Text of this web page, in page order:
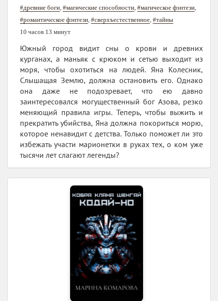
#древние боги #магические способности #магическое фэнтези
#романтическое фэнтези #сверхъестественное #тайны
10 часов 13 минут
Южный город видит сны о крови и древних
курганах, а маньяк с крюком и сетью выходит из
моря, чтобы охотиться на людей. Яна Колесник,
Слышащая Землю, должна остановить его. Однако
она даже не подозревает, что ею давно
заинтересовался могущественный бог Азова, резко
меняющий правила игры. Теперь, чтобы выжить и
прекратить убийства, Яна должна покориться морю,
которое ненавидит с детства. Только поможет ли это
избежать участи марионетки в руках тех, о ком уже
тысячи лет слагают легенды?